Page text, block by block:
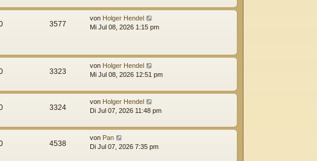
3577
von Holger Hendel
Mi Jul 08, 2026 1:15 pm
3323
von Holger Hendel
Mi Jul 08, 2026 12:51 pm
3324
von Holger Hendel
Di Jul 07, 2026 11:48 pm
4538
von Pan
Di Jul 07, 2026 7:35 pm